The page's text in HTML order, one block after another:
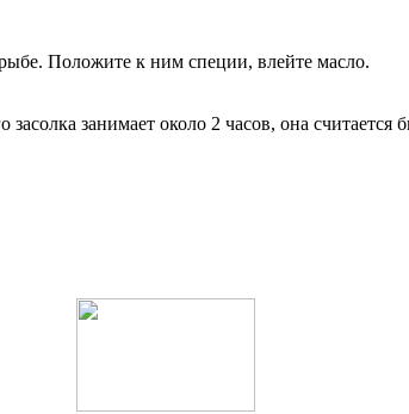
Положите к ним специи, влейте масло.
занимает около 2 часов, она считается